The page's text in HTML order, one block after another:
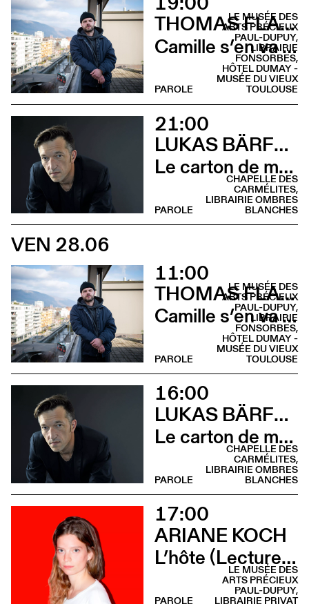
THOMAS FLAHAUT
Camille s’en va (Rencontre - Librairie Fonsorbes)
LE MUSÉE DES
ARTS PRÉCIEUX
PAUL-DUPUY,
LIBRAIRIE
FONSORBES,
HÔTEL DUMAY -
MUSÉE DU VIEUX
TOULOUSE
PAROLE
21:00
LUKAS BÄRFUSS
Le carton de mon père (Lecture - Chapelle des Carmélites)
CHAPELLE DES
CARMÉLITES,
LIBRAIRIE OMBRES
BLANCHES
PAROLE
VEN 28.06
11:00
THOMAS FLAHAUT
Camille s’en va (Recontre croissants - Hôtel Dumay)
LE MUSÉE DES
ARTS PRÉCIEUX
PAUL-DUPUY,
LIBRAIRIE
FONSORBES,
HÔTEL DUMAY -
MUSÉE DU VIEUX
TOULOUSE
PAROLE
16:00
LUKAS BÄRFUSS
Le carton de mon père (Rencontre - Librairie Ombres Blanches)
CHAPELLE DES
CARMÉLITES,
LIBRAIRIE OMBRES
BLANCHES
PAROLE
17:00
ARIANE KOCH
L’hôte (Lecture - Musée des Arts Précieux)
LE MUSÉE DES
ARTS PRÉCIEUX
PAUL-DUPUY,
LIBRAIRIE PRIVAT
PAROLE